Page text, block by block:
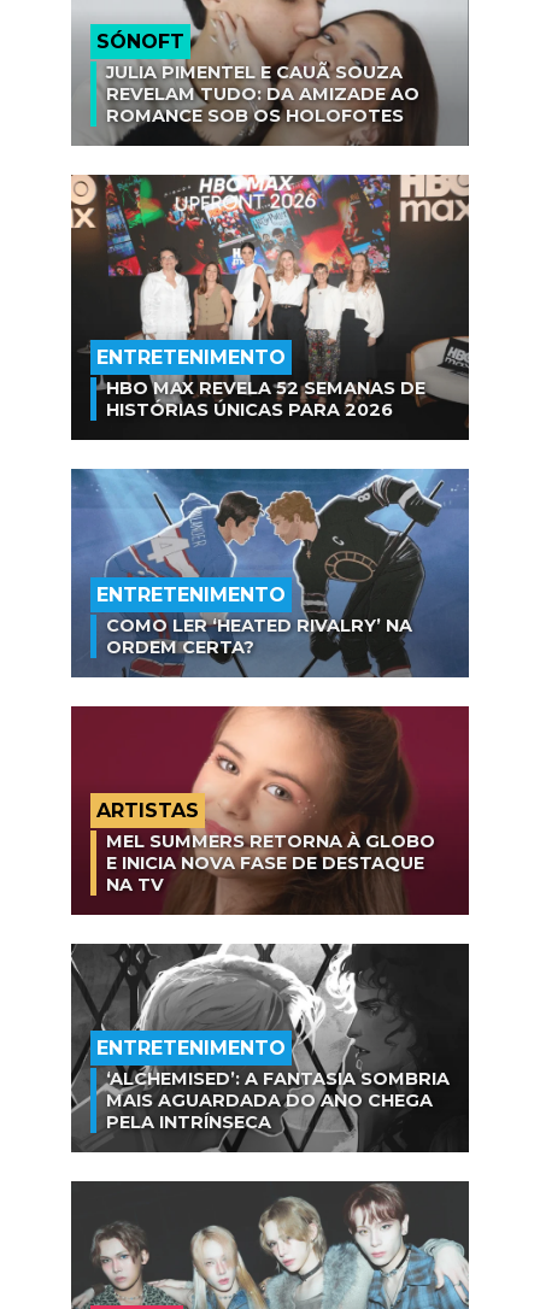
SÓNOFT
JULIA PIMENTEL E CAUÃ SOUZA
REVELAM TUDO: DA AMIZADE AO
ROMANCE SOB OS HOLOFOTES
ENTRETENIMENTO
HBO MAX REVELA 52 SEMANAS DE
HISTÓRIAS ÚNICAS PARA 2026
ENTRETENIMENTO
COMO LER ‘HEATED RIVALRY’ NA
ORDEM CERTA?
ARTISTAS
MEL SUMMERS RETORNA À GLOBO
E INICIA NOVA FASE DE DESTAQUE
NA TV
ENTRETENIMENTO
‘ALCHEMISED’: A FANTASIA SOMBRIA
MAIS AGUARDADA DO ANO CHEGA
PELA INTRÍNSECA